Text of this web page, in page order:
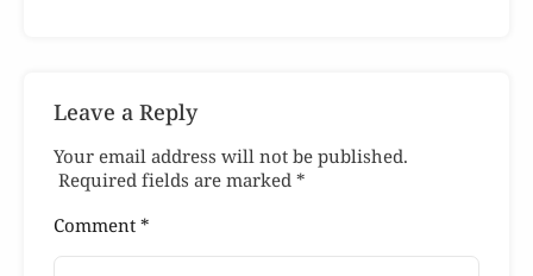
Leave a Reply
Your email address will not be published.
Required fields are marked*
Comment*